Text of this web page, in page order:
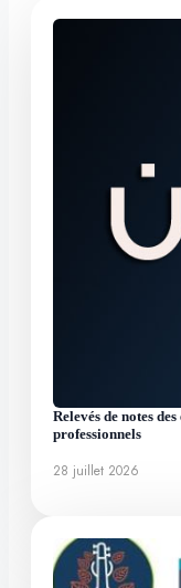
Relevés de notes
professionnels
28 juillet 2026